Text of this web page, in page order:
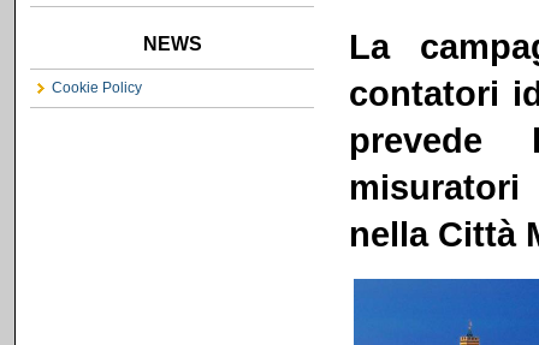
NEWS
Cookie Policy
La
contatori
prevede
nella Città